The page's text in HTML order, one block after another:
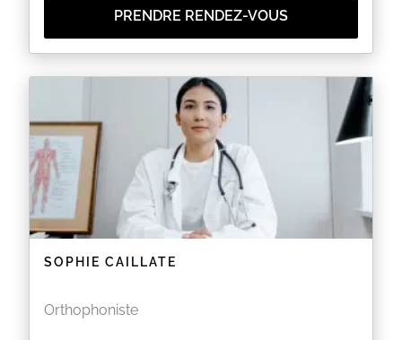
PRENDRE RENDEZ-VOUS
SOPHIE CAILLATE
Orthophoniste